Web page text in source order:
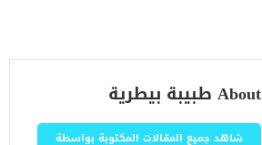
About طبيبة بيطرية
شاهد جميع المقالات المكتوبة بواسطة